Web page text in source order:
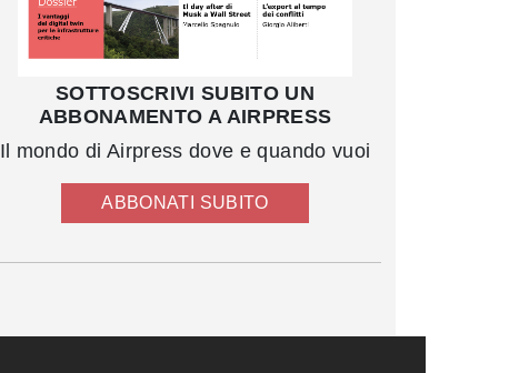
SOTTOSCRIVI SUBITO UN
ABBONAMENTO A AIRPRESS
Il mondo di Airpress dove e quando vuoi
ABBONATI SUBITO